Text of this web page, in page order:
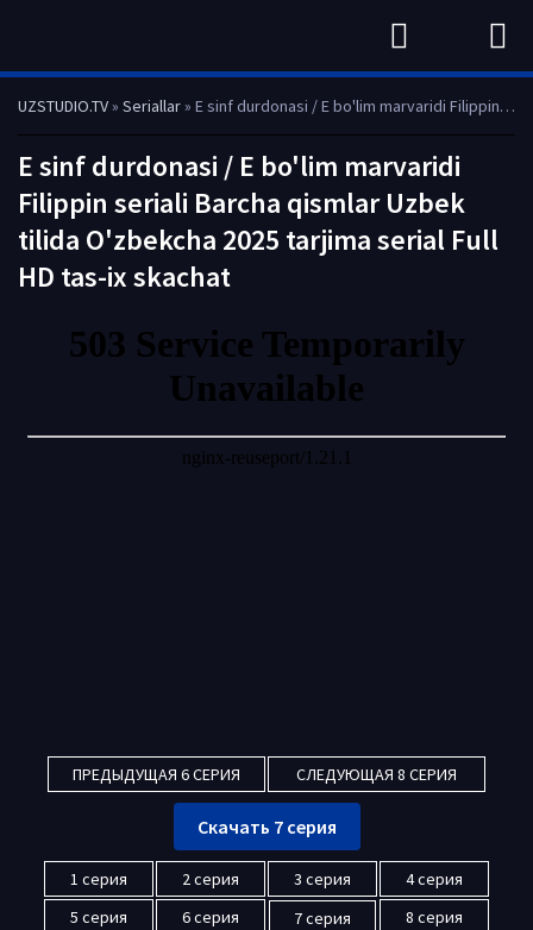
UZSTUDIO.TV» Seriallar» E sinf durdonasi / E bo'lim marvaridi Filippin seriali Barcha qismlar Uzbek tilida O'zbekcha 2025 tarjima serial Full HD tas-ix skachat
E sinf durdonasi / E bo'lim marvaridi
Filippin seriali Barcha qismlar Uzbek
tilida O'zbekcha 2025 tarjima serial Full
HD tas-ix skachat
ПРЕДЫДУЩАЯ 6 СЕРИЯ СЛЕДУЮЩАЯ 8 СЕРИЯ
Скачать 7 серия
1 серия 2 серия 3 серия
4 серия
5 серия
6 серия 7 серия
8 серия